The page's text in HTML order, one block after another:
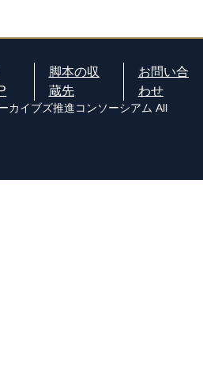
脚本の収
蔵先
お問い合
わせ
イブズ推進コンソーシアム All